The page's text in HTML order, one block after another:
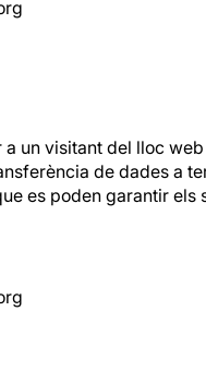
un visitant del lloc
de dades a
es poden garantir els